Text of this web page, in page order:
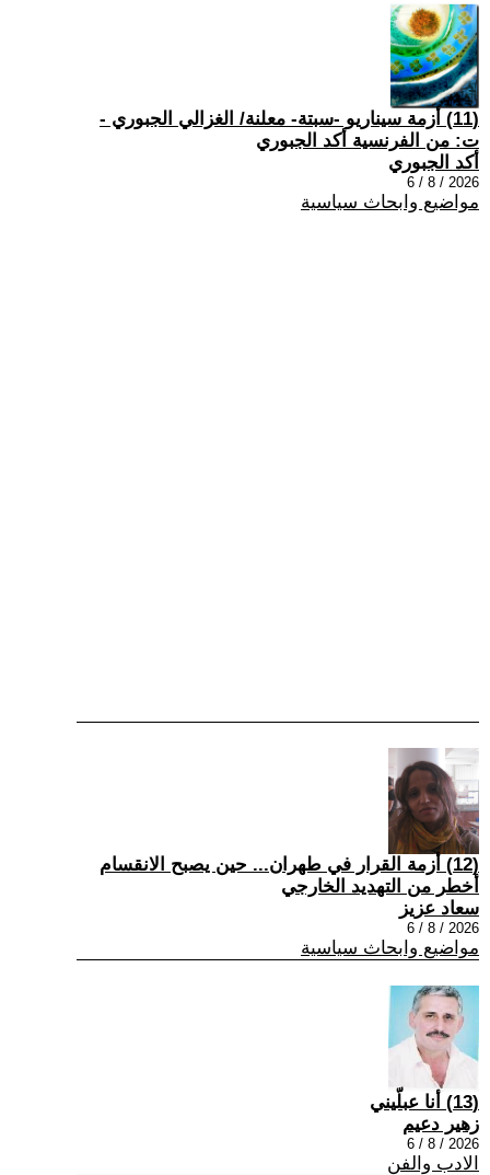
(11) أزمة سيناريو -سبتة- معلنة/ الغزالي الجبوري -
ت: من الفرنسية أكد الجبوري
أكد الجبوري
2026 / 8 / 6
مواضيع وابحاث سياسية
(12) أزمة القرار في طهران... حين يصبح الانقسام
أخطر من التهديد الخارجي
سعاد عزيز
2026 / 8 / 6
مواضيع وابحاث سياسية
(13) أنا عبلّيني
زهير دعيم
2026 / 8 / 6
الادب والفن